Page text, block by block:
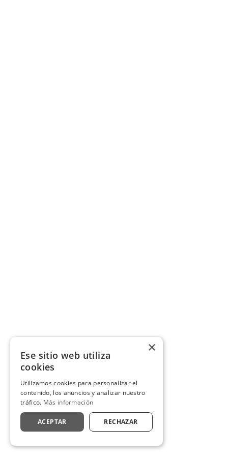
×
Ese sitio web utiliza
cookies
Utilizamos cookies para personalizar el
contenido, los anuncios y analizar nuestro
tráfico. Más información
ACEPTAR RECHAZAR